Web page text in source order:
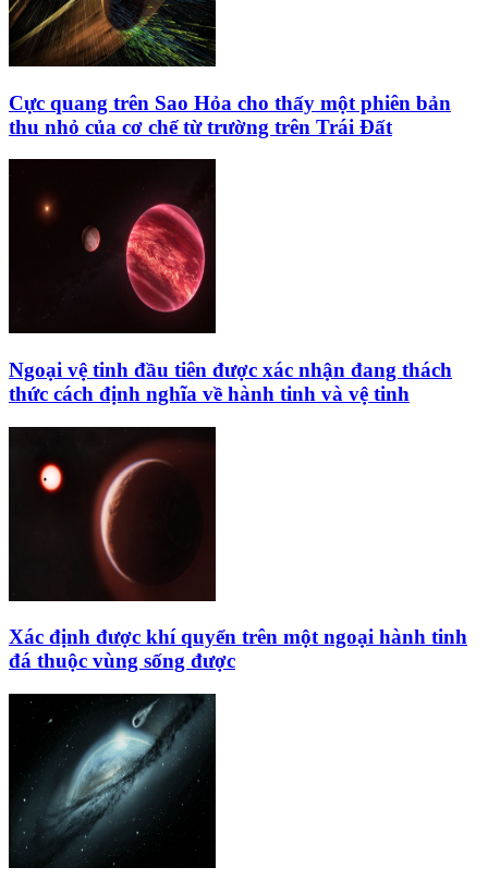
Cực quang trên Sao Hỏa cho thấy một phiên bản
thu nhỏ của cơ chế từ trường trên Trái Đất
Ngoại vệ tinh đầu tiên được xác nhận đang thách
thức cách định nghĩa về hành tinh và vệ tinh
Xác định được khí quyển trên một ngoại hành tinh
đá thuộc vùng sống được